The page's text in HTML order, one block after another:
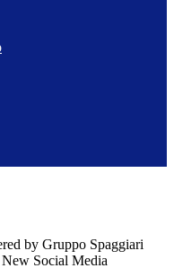
by Gruppo Spaggiari
Social Media